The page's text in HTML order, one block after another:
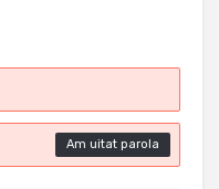
Am uitat parola